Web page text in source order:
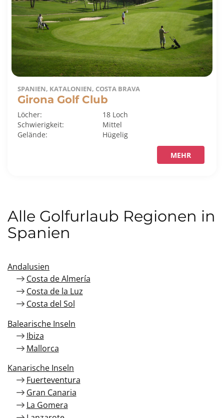
SPANIEN, KATALONIEN, COSTA BRAVA
Girona Golf Club
Löcher:
18 Loch
Schwierigkeit:
Mittel
Gelände:
Hügelig
MEHR
Alle Golfurlaub Regionen in
Spanien
Andalusien
Costa de Almería
Costa de la Luz
Costa del Sol
Balearische Inseln
Ibiza
Mallorca
Kanarische Inseln
Fuerteventura
Gran Canaria
La Gomera